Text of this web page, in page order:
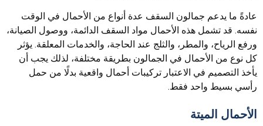
عادةً ما يدعم جمالون السقف عدة أنواع من الأحمال في الوقت
نفسه. قد تشمل هذه الأحمال مواد السقف الدائمة، ووصول الصيانة،
ورفع الرياح، والمطر، والثلج عند الحاجة، والخدمات المعلقة. يؤثر
كل نوع من الأحمال في الجمالون بطريقة مختلفة، لذلك يجب أن
يأخذ التصميم في الاعتبار تركيبات أحمال واقعية بدلًا من حمل
رأسي بسيط واحد فقط.
الأحمال الميتة